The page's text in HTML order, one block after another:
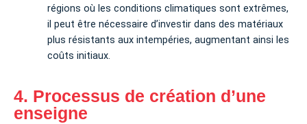
régions où les conditions climatiques sont extrêmes,
il peut être nécessaire d’investir dans des matériaux
plus résistants aux intempéries, augmentant ainsi les
coûts initiaux.
4. Processus de création d’une
enseigne